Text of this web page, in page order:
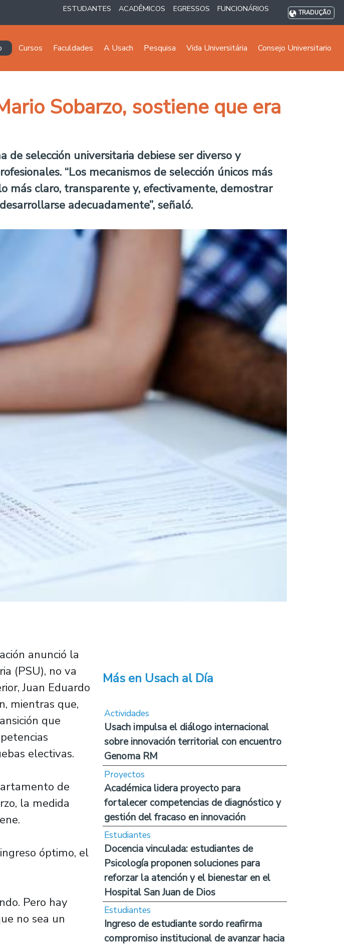
ESTUDANTES ACADÊMICOS EGRESSOS FUNCIONÁRIOS TRADUÇÃO
principal
Cursos Faculdades A Usach Pesquisa Vida Universitária Consejo Universitario
Sobarzo, sostiene que era
selección universitaria debiese ser diverso y
“Los mecanismos de selección únicos más
más claro, transparente y, efectivamente, demostrar
adecuadamente”, señaló.
anunció la
(PSU), no va
Juan Eduardo
mientras que,
que
electivas.
de
la medida
óptimo, el
Pero hay
no sea un
Más en Usach al Día
Actividades
Usach impulsa el diálogo internacional
sobre innovación territorial con encuentro
Genoma RM
Proyectos
Académica lidera proyecto para
fortalecer competencias de diagnóstico y
gestión del fracaso en innovación
Estudiantes
Docencia vinculada: estudiantes de
Psicología proponen soluciones para
reforzar la atención y el bienestar en el
Hospital San Juan de Dios
Estudiantes
Ingreso de estudiante sordo reafirma
compromiso institucional de avanzar hacia